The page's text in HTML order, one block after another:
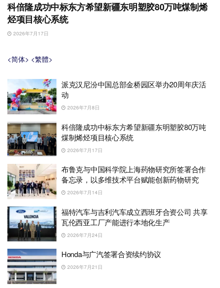
科倍隆成功中标东方希望新疆东明塑胶80万吨煤制烯
烃项目核心系统
2026年7月17日
<简体> <繁體>
派克汉尼汾中国总部金桥园区举办20周年庆活
动
2026年7月8日
科倍隆成功中标东方希望新疆东明塑胶80万吨
煤制烯烃项目核心系统
2026年7月17日
布鲁克与中国科学院上海药物研究所签署合作
备忘录，以多维技术平台赋能创新药物研究
2026年7月14日
福特汽车与吉利汽车成立西班牙合资公司 共享
瓦伦西亚工厂产能进行本地化生产
2026年7月24日
Honda与广汽签署合资续约协议
2026年7月21日